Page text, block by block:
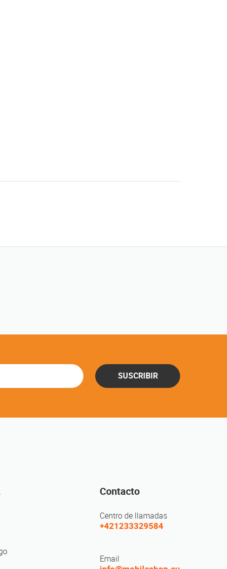
SUSCRIBIR
Contacto
Centro de llamadas
+421233329584
Email